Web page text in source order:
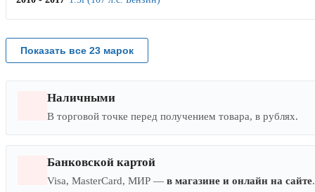
Показать все 23 марок
Наличными
В торговой точке перед получением товара, в рублях.
Банковской картой
Visa, MasterCard, МИР — в магазине и онлайн на сайте